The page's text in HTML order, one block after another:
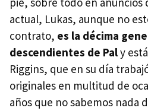
actual, Lukas, aunque no
contrato, es la décima
descendientes de Paly
Riggins, que en su día
originales en multitud de
años que no sabemos nada